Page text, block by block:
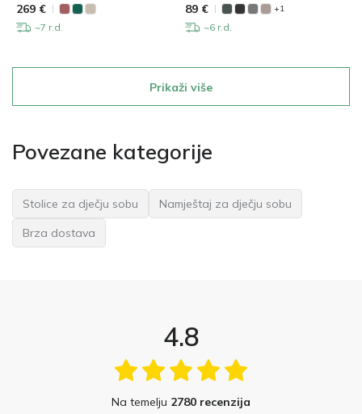
269 €
~7 r.d.
89 € +1
~6 r.d.
Prikaži više
Povezane kategorije
Stolice za dječju sobu
Namještaj za dječju sobu
Brza dostava
4.8
Na temelju 2780 recenzija